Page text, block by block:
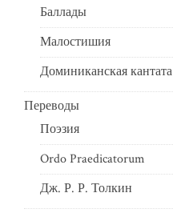
Баллады
Малостишия
Доминиканская кантата
Переводы
Поэзия
Ordo Praedicatorum
Дж. Р. Р. Толкин